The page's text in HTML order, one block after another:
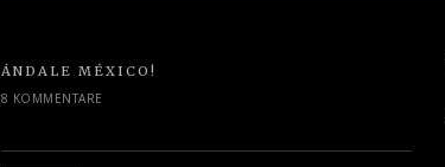
ÁNDALE MÉXICO!
8 KOMMENTARE